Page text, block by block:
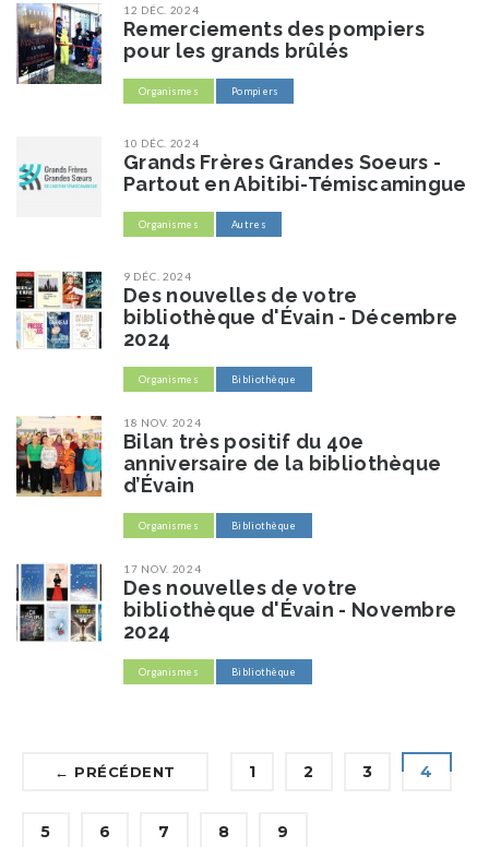
12 DÉC. 2024
Remerciements des pompiers
pour les grands brûlés
Organismes Pompiers
10 DÉC. 2024
Grands Frères Grandes Soeurs -
Partout en Abitibi-Témiscamingue
Organismes Autres
9 DÉC. 2024
Des nouvelles de votre
bibliothèque d'Évain - Décembre
2024
Organismes Bibliothèque
18 NOV. 2024
Bilan très positif du 40e
anniversaire de la bibliothèque
d’Évain
Organismes Bibliothèque
17 NOV. 2024
Des nouvelles de votre
bibliothèque d'Évain - Novembre
2024
Organismes Bibliothèque
← PRÉCÉDENT 1 2 3 4
5 6 7 8 9